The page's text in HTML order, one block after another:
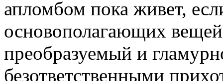
апломбом пока живет,
основополагающих
преобразуемый и
безответственными